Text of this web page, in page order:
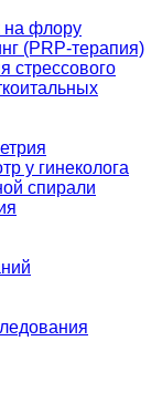
на флору
(PRP-терапия)
стрессового
у гинеколога
спирали